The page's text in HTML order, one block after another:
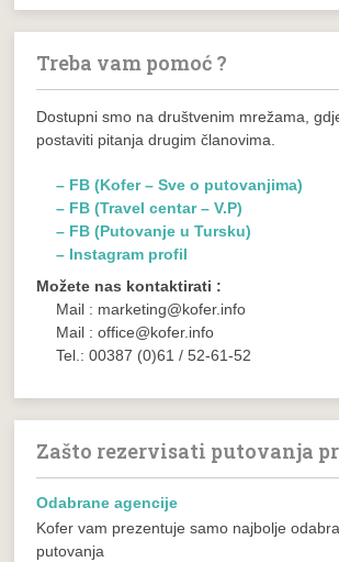
Treba vam pomoć ?
Dostupni smo na društvenim mrežama,
postaviti pitanja drugim članovima.
– FB (Kofer – Sve o putovanjima)
– FB (Travel centar – V.P)
– FB (Putovanje u Tursku)
– Instagram profil
Možete nas kontaktirati :
Mail : marketing@kofer.info
Mail : office@kofer.info
Tel.: 00387 (0)61 / 52-61-52
Zašto rezervisati putovanja
Odabrane agencije
Kofer vam prezentuje samo najbolje
putovanja